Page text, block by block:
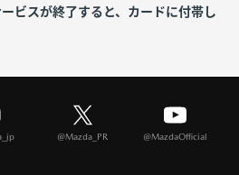
ビスが終了すると、カードに付帯し
@Mazda_PR @MazdaOfficial